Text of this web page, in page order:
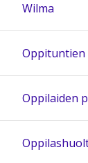
Wilma
Oppilaiden